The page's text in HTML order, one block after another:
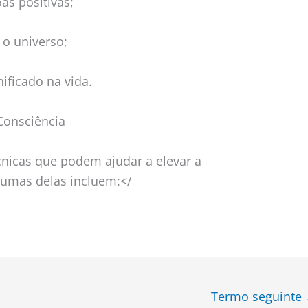
universo;
na vida.
que podem ajudar a elevar a
delas incluem:</
Termo seguinte